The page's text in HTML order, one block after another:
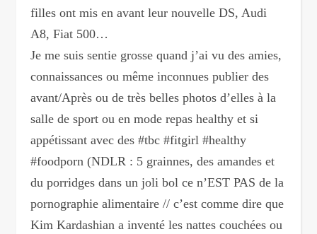
filles ont mis en avant leur nouvelle DS, Audi
A8, Fiat 500…
Je me suis sentie grosse quand j’ai vu des amies,
connaissances ou même inconnues publier des
avant/Après ou de très belles photos d’elles à la
salle de sport ou en mode repas healthy et si
appétissant avec des #tbc #fitgirl #healthy
#foodporn (NDLR : 5 grainnes, des amandes et
du porridges dans un joli bol ce n’EST PAS de la
pornographie alimentaire // c’est comme dire que
Kim Kardashian a inventé les nattes couchées ou